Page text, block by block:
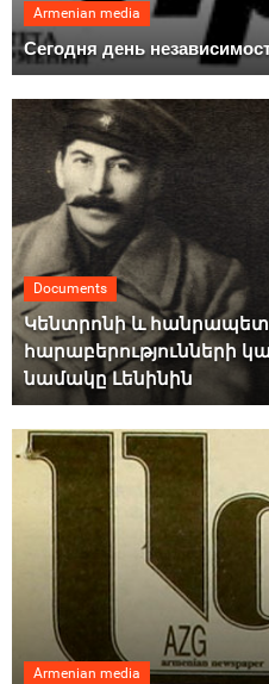
Armenian media
Сегодня день
Documents
Կենտրոնի և
հարաբերությունների
նամակը Լենինին
Armenian media